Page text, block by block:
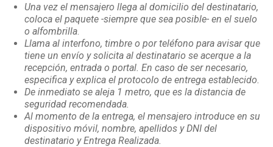
Una vez el mensajero llega al domicilio del destinatario,
coloca el paquete -siempre que sea posible- en el suelo
o alfombrilla
Llama al interfono, timbre o por teléfono para avisar que
tiene un envío y solicita al destinatario se acerque a la
recepción, entrada o portal. En caso de ser necesario,
especifica y explica el protocolo de entrega establecido.
De inmediato se aleja 1 metro, que es la distancia de
seguridad recomendada.
Al momento de la entrega, el mensajero introduce en su
dispositivo móvil, nombre, apellidos y DNI del
destinatario y Entrega Realizada.